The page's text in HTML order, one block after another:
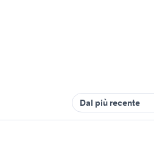
Dal più recente